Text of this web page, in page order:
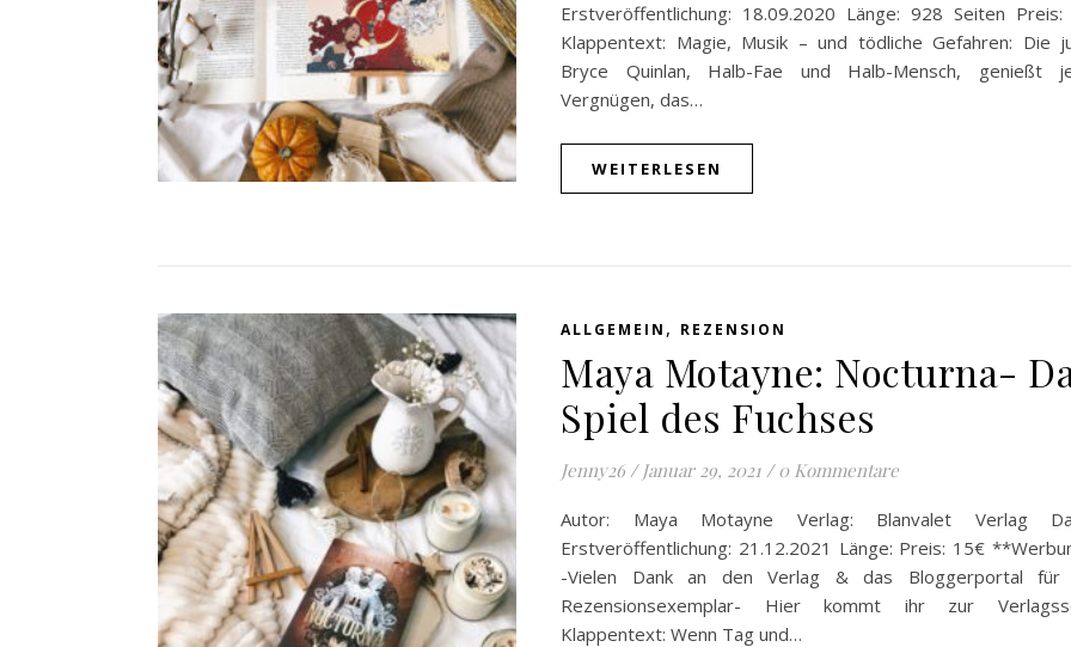
Erstveröffentlichung: 18.09.2020 Länge: 928 Seiten
Klappentext: Magie, Musik – und tödliche Gefahren: Die
Bryce Quinlan, Halb-Fae und Halb-Mensch, genießt
Vergnügen, das…
WEITERLESEN
ALLGEMEIN , REZENSION
Maya Motayne: Nocturna-
Spiel des Fuchses
Jenny26 / Januar 29, 2021 / 0 Kommentare
Autor: Maya Motayne Verlag: Blanvalet Verlag
Erstveröffentlichung: 21.12.2021 Länge: Preis: 15€
-Vielen Dank an den Verlag & das Bloggerportal für
Rezensionsexemplar- Hier kommt ihr zur
Klappentext: Wenn Tag und…